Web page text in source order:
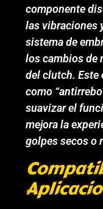
componente
las vibraciones
sistema de
los cambios de
del clutch. Este
como
suavizar el
mejora la
golpes secos o